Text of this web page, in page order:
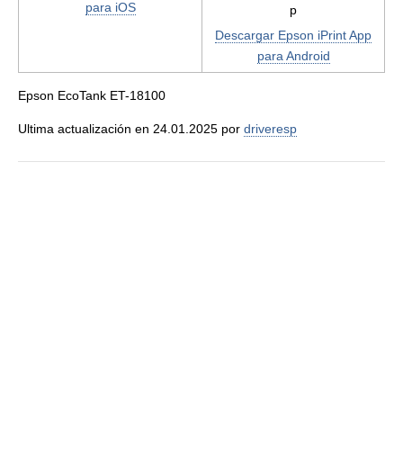
para iOS
Descargar Epson iPrint App
para Android
Epson EcoTank ET-18100
Ultima actualización en 24.01.2025 por driveresp